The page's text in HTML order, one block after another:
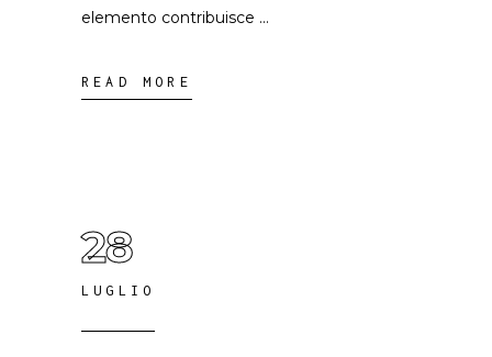
elemento contribuisce
READ MORE
28
LUGLIO